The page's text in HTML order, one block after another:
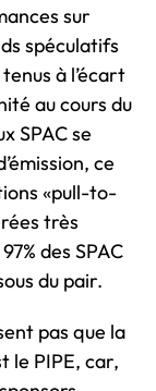
sur
spéculatifs
à l’écart
au cours du
SPAC se
ce
«pull-to-
très
des SPAC
du pair.
pas que la
le PIPE, car,